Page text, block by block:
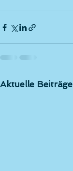
Aktuelle Beiträge